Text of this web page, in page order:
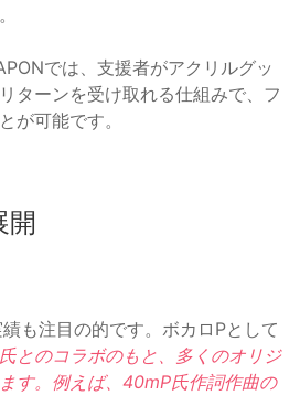
では、支援者がアクリルグッ
ターンを受け取れる仕組みで、フ
が可能です。
開
も注目の的です。ボカロPとして
とのコラボのもと、多くのオリジ
す。例えば、40mP氏作詞作曲の